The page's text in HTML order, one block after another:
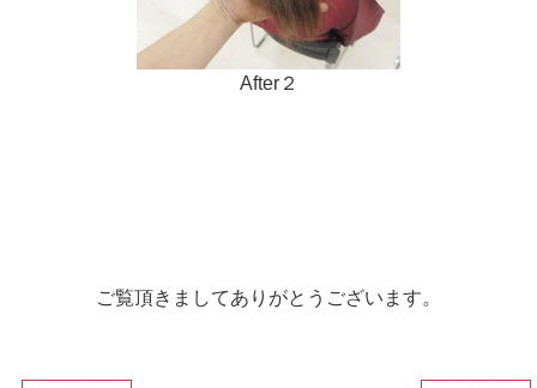
After２
ご覧頂きましてありがとうござい ます。